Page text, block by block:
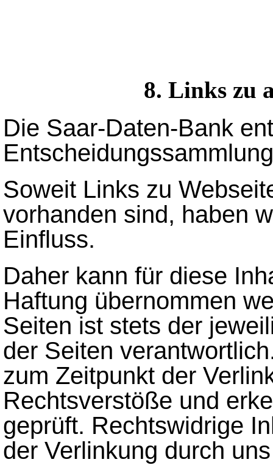
8. Links zu
Die Saar-Daten-Bank
Soweit Links zu
vorhanden sind, haben
Einfluss.
Daher kann für diese
Haftung übernommen
Seiten ist stets der
der Seiten
zum Zeitpunkt der
Rechtsverstöße und
geprüft. Rechtswidrige
der Verlinkung durch